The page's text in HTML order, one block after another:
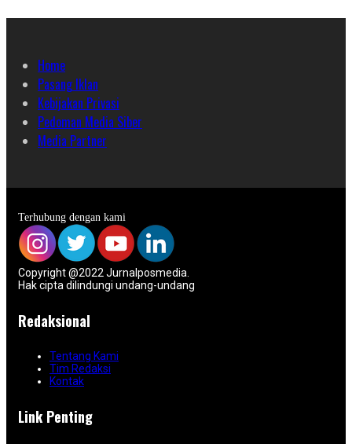
Home
Pasang Iklan
Kebijakan Privasi
Pedoman Media Siber
Media Partner
Terhubung dengan kami
Copyright @2022 Jurnalposmedia.
Hak cipta dilindungi undang-undang
Redaksional
Tentang Kami
Tim Redaksi
Kontak
Link Penting